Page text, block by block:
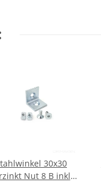
30x30
Nut 8 B inkl.